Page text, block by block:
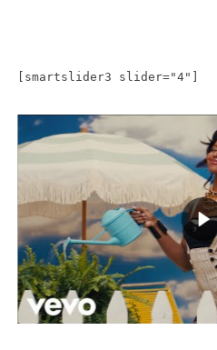
[smartslider3 slider="4"]